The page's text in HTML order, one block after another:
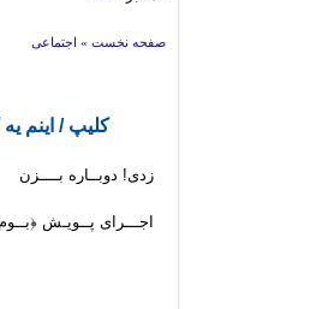
صفحه نخست » اجتماعی
کلیپ / اینم
زدی! دوبــاره بــــزن
اجـــرای پــویـش